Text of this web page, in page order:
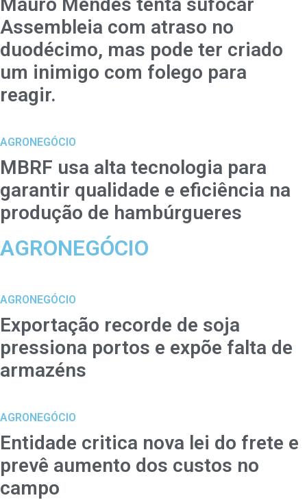
Assembleia com atraso no
duodécimo, mas pode ter criado
um inimigo com folego para
reagir.
AGRONEGÓCIO
MBRF usa alta tecnologia para
garantir qualidade e eficiência na
produção de hambúrgueres
AGRONEGÓCIO
AGRONEGÓCIO
Exportação recorde de soja
pressiona portos e expõe falta de
armazéns
AGRONEGÓCIO
Entidade critica nova lei do frete e
prevê aumento dos custos no
campo